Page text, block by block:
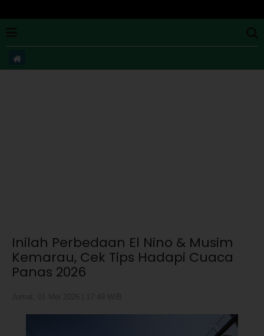
Inilah Perbedaan El Nino & Musim
Kemarau, Cek Tips Hadapi Cuaca
Panas 2026